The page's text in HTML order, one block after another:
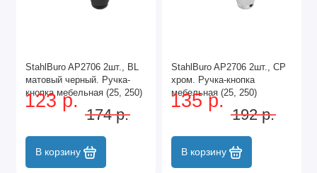
StahlBuro AP2706 2шт., BL
матовый черный. Ручка-
кнопка мебельная (25, 250)
123 р.
174 р.
В корзину
StahlBuro AP2706 2шт., CP
хром. Ручка-кнопка
мебельная (25, 250)
135 р.
192 р.
В корзину